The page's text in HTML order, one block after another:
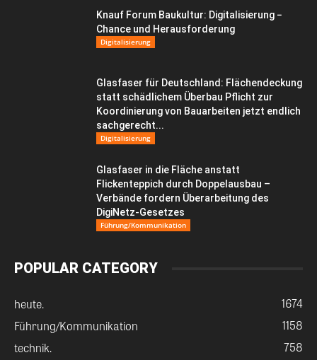
Knauf Forum Baukultur: Digitalisierung −
Chance und Herausforderung
Digitalisierung
Glasfaser für Deutschland: Flächendeckung
statt schädlichem Überbau Pflicht zur
Koordinierung von Bauarbeiten jetzt endlich
sachgerecht...
Digitalisierung
Glasfaser in die Fläche anstatt
Flickenteppich durch Doppelausbau –
Verbände fordern Überarbeitung des
DigiNetz-Gesetzes
Führung/Kommunikation
POPULAR CATEGORY
heute.
1674
Führung/Kommunikation
1158
technik.
758